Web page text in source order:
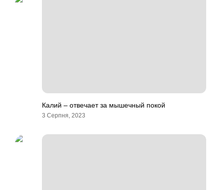
Калий – отвечает за мышечный покой
3 Серпня, 2023